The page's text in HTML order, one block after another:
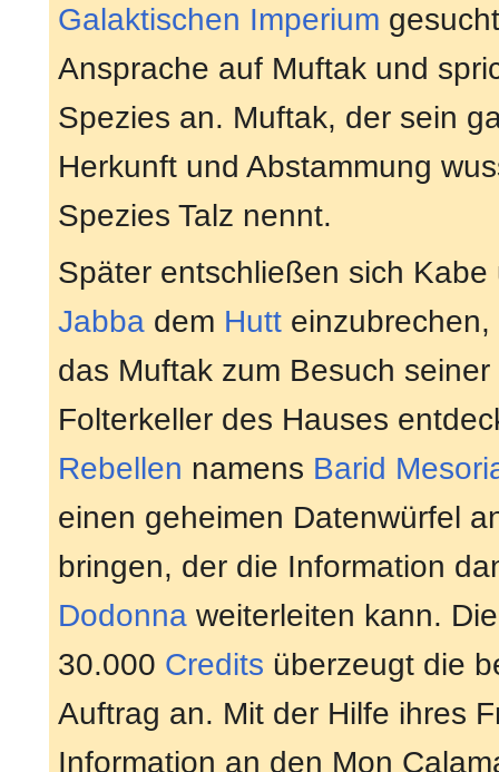
Galaktischen Imperium
Ansprache auf Muftak und
Spezies an. Muftak, der sein
Herkunft und Abstammung
Spezies Talz nennt.
Später entschließen sich
Jabba dem Hutt
das Muftak zum Besuch
Folterkeller des Hauses
Rebellen namens Barid
einen geheimen Datenwürfel
bringen, der die Information
Dodonna weiterleiten kann.
30.000 Credits überzeugt die
Auftrag an. Mit der Hilfe ihres
Information an den Mon